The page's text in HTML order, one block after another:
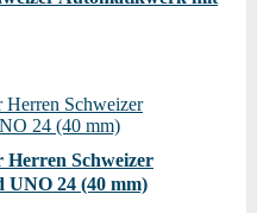
Herren Schweizer
24 (40 mm)